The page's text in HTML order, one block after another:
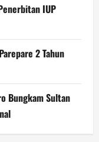
IUP
2 Tahun
Bungkam Sultan